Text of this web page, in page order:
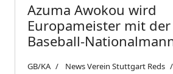
Azuma Awokou wird
Europameister mit
Baseball-
GB/KA News Verein Stuttgart Reds